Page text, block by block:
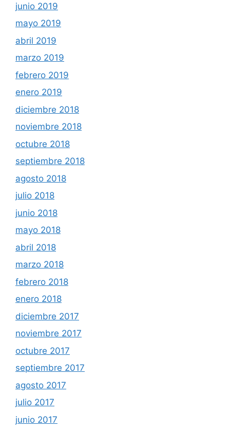
junio 2019
mayo 2019
abril 2019
marzo 2019
febrero 2019
enero 2019
diciembre 2018
noviembre 2018
octubre 2018
septiembre 2018
agosto 2018
julio 2018
junio 2018
mayo 2018
abril 2018
marzo 2018
febrero 2018
enero 2018
diciembre 2017
noviembre 2017
octubre 2017
septiembre 2017
agosto 2017
julio 2017
junio 2017